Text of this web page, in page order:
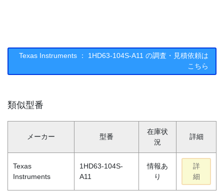
Texas Instruments ： 1HD63-104S-A11 の調査・見積依頼は
こちら
類似型番
メーカー 型番
在庫状
況
詳細
Texas
Instruments
1HD63-104S-
A11
情報あ
り
詳
細